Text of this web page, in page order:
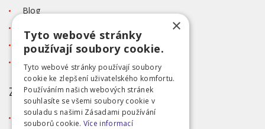
Blog
Tabulka velikostí
Ochrana osobních údajů GDPR
ZÁKAZNICKÝ SERVIS
Obchodní podmínky
×
Tyto webové stránky
používají soubory cookie.
Tyto webové stránky používají soubory
cookie ke zlepšení uživatelského komfortu.
Používáním našich webových stránek
souhlasíte se všemi soubory cookie v
souladu s našimi Zásadami používání
souborů cookie. Více informací